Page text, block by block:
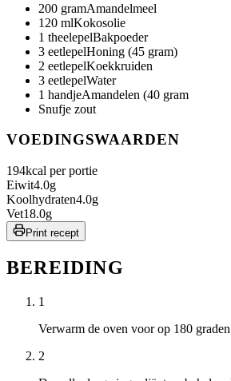
200 gramAmandelmeel
120 mlKokosolie
1 theelepelBakpoeder
3 eetlepelHoning (45 gram)
2 eetlepelKoekkruiden
3 eetlepelWater
1 handjeAmandelen (40 gram
Snufje zout
VOEDINGSWAARDEN
194kcal per portie
Eiwit4.0g
Koolhydraten4.0g
Vet18.0g
Print recept
BEREIDING
1
Verwarm de oven voor op 180
2